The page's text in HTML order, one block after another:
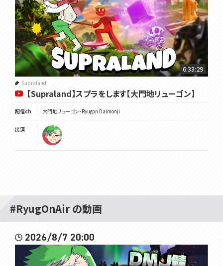
6:33:29
Supraland
【Supraland】スプラをします【大門地リューゴン】
配信ch 大門地リューゴン・Ryugon Daimonji
出演
#RyugOnAir の動画
2026/8/7 20:00